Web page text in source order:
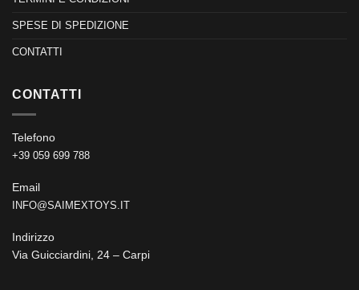
SPESE DI SPEDIZIONE
CONTATTI
CONTATTI
Telefono
+39 059 699 788
Email
INFO@SAIMEXTOYS.IT
Indirizzo
Via Guicciardini, 24 – Carpi